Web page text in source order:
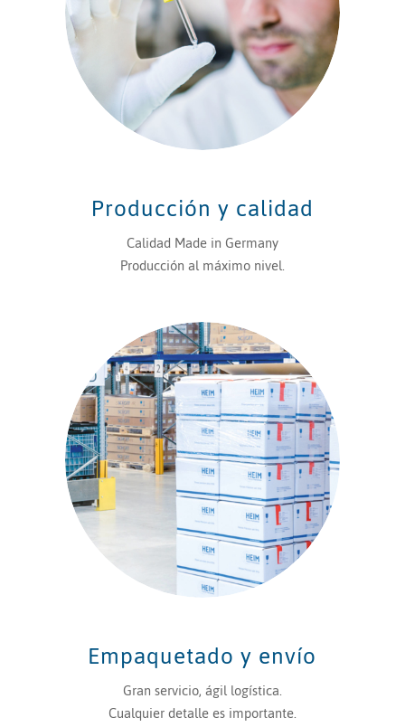
Producción y calidad
Calidad Made in Germany
Producción al máximo nivel.
Empaquetado y envío
Gran servicio, ágil logística.
Cualquier detalle es importante.